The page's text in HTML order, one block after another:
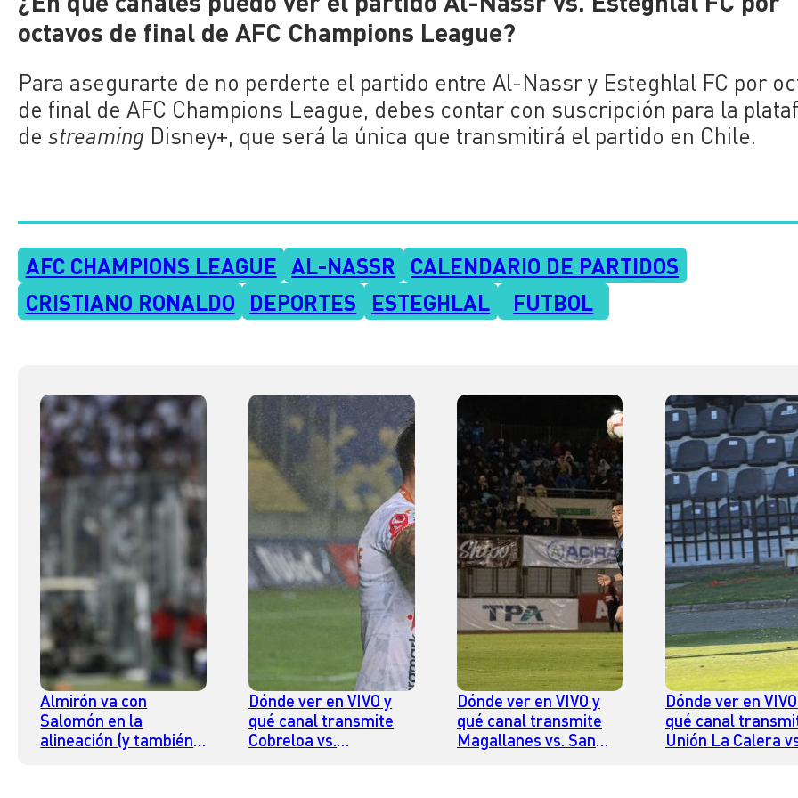
octavos de final de AFC Champions League?
Para asegurarte de no perderte el partido entre Al-Nassr y Esteghlal FC por
de final de AFC Champions League, debes contar con suscripción para la
destreaming Disney+, que será la única que transmitirá el partido en Chile.
AFC CHAMPIONS LEAGUE AL-NASSR
CALENDARIO DE PARTIDOS
CRISTIANO RONALDO
DEPORTES ESTEGHLAL FUTBOL
Almirón va con
Salomón en la
alineación (y también
Dónde ver en VIVO y
qué canal transmite
Cobreloa vs.
Dónde ver en VIVO y
qué canal transmite
Magallanes vs. San
Dónde ver en
qué canal
Unión La Calera